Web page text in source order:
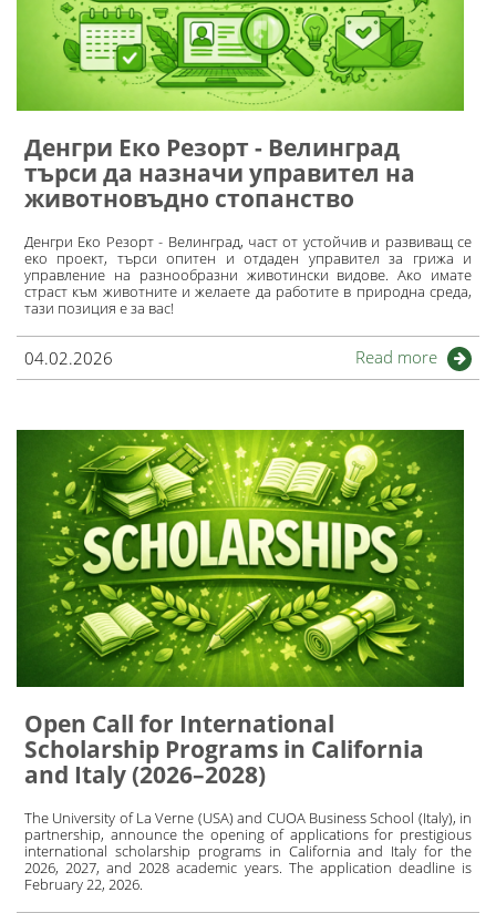
Денгри Еко Резорт - Велинград
търси да назначи управител на
животновъдно стопанство
Денгри Еко Резорт - Велинград, част от устойчив и развиващ се
еко проект, търси опитен и отдаден управител за грижа и
управление на разнообразни животински видове. Ако имате
страст към животните и желаете да работите в природна среда,
тази позиция е за вас!
04.02.2026 Read more
Open Call for International
Scholarship Programs in California
and Italy (2026–2028)
The University of La Verne (USA) and CUOA Business School (Italy), in
partnership, announce the opening of applications for prestigious
international scholarship programs in California and Italy for the
2026, 2027, and 2028 academic years. The application deadline is
February 22, 2026.